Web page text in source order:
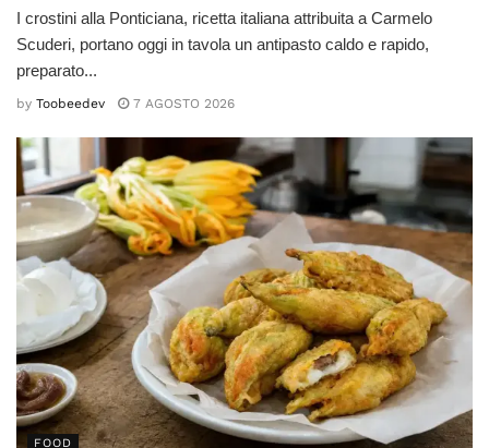
I crostini alla Ponticiana, ricetta italiana attribuita a Carmelo
Scuderi, portano oggi in tavola un antipasto caldo e rapido,
preparato...
by Toobeedev 7 AGOSTO 2026
FOOD